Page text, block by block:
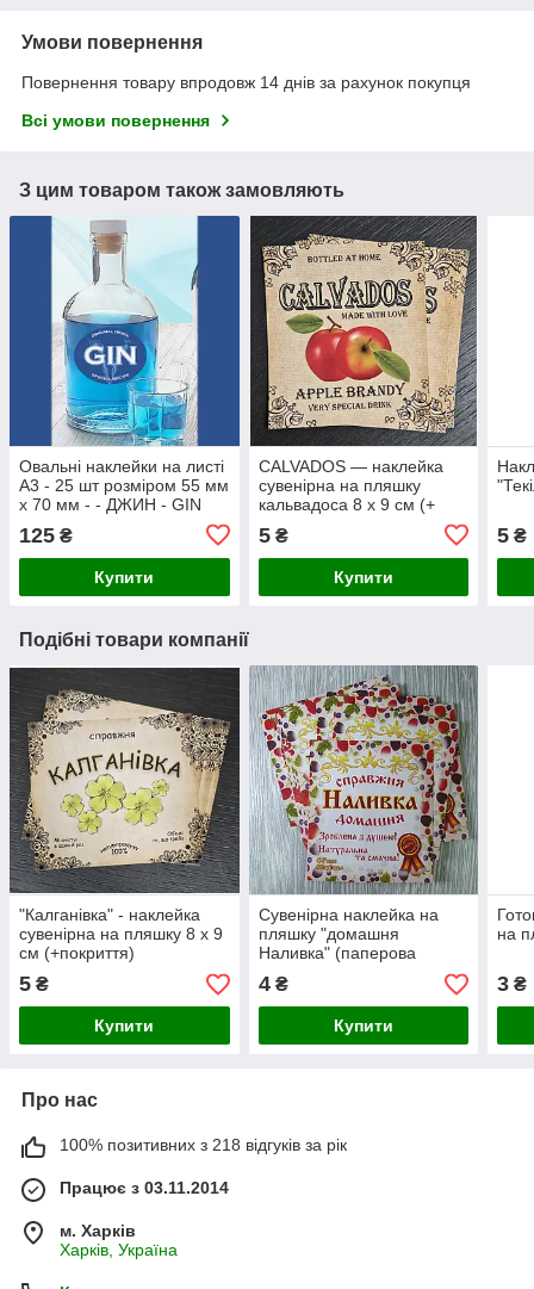
Умови повернення
Повернення товару впродовж 14 днів за рахунок покупця
Всі умови повернення
З цим товаром також замовляють
Овальні наклейки на листі
А3 - 25 шт розміром 55 мм
х 70 мм - - ДЖИН - GIN
125 ₴
Купити
CALVADOS — наклейка
сувенірна на пляшку
кальвадоса 8 х 9 см (+
5₴
Купити
5 ₴
Подібні товари компанії
"Калганівка" - наклейка
сувенірна на пляшку 8 х 9
см (+покриття)
5 ₴
Купити
Сувенірна наклейка на
пляшку "домашня
Наливка" (паперова
самоклейка)
4₴
Купити
на
3 ₴
Про нас
100% позитивних з 218 відгуків за рік
Працює з 03.11.2014
м. Харків
Харків, Україна